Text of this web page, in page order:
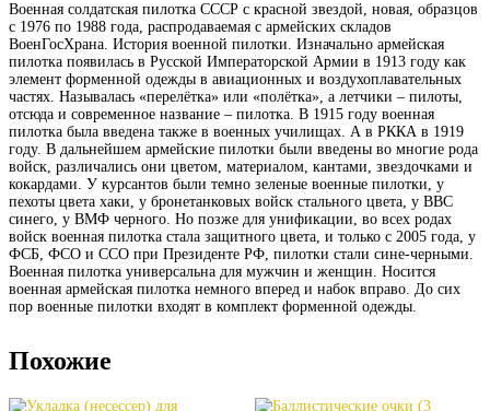
Военная солдатская пилотка СССР с красной звездой, новая, образцов
с 1976 по 1988 года, распродаваемая с армейских складов
ВоенГосХрана. История военной пилотки. Изначально армейская
пилотка появилась в Русской Императорской Армии в 1913 году как
элемент форменной одежды в авиационных и воздухоплавательных
частях. Называлась «перелётка» или «полётка», а летчики – пилоты,
отсюда и современное название – пилотка. В 1915 году военная
пилотка была введена также в военных училищах. А в РККА в 1919
году. В дальнейшем армейские пилотки были введены во многие рода
войск, различались они цветом, материалом, кантами, звездочками и
кокардами. У курсантов были темно зеленые военные пилотки, у
пехоты цвета хаки, у бронетанковых войск стального цвета, у ВВС
синего, у ВМФ черного. Но позже для унификации, во всех родах
войск военная пилотка стала защитного цвета, и только с 2005 года, у
ФСБ, ФСО и ССО при Президенте РФ, пилотки стали сине-черными.
Военная пилотка универсальна для мужчин и женщин. Носится
военная армейская пилотка немного вперед и набок вправо. До сих
пор военные пилотки входят в комплект форменной одежды.
Похожие